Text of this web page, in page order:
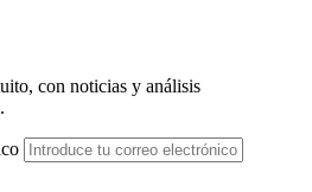
con noticias y análisis